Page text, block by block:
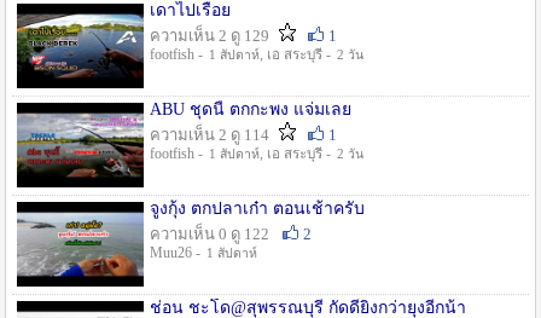
เดาไปเรื่อย
ความเห็น 2 ดู 129
1
footfish - 1 สัปดาห์, เอ สระบุรี - 2 วัน
ABU ชุดนี้ ตกกะพง แจ่มเลย
ความเห็น 2 ดู 114
1
footfish - 1 สัปดาห์, เอ สระบุรี - 2 วัน
จูงกุ้ง ตกปลาเก๋า ตอนเช้าครับ
ความเห็น 0 ดู 122
2
Muu26 - 1 สัปดาห์
ช่อน ชะโด@สุพรรณบุรี กัดดียิ่งกว่ายุงอีกน้า